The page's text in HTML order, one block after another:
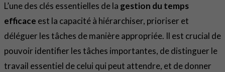
L’une des clés essentielles de la gestion du temps
efficace est la capacité à hiérarchiser, prioriser et
déléguer les tâches de manière appropriée. Il est crucial de
pouvoir identifier les tâches importantes, de distinguer le
travail essentiel de celui qui peut attendre, et de donner